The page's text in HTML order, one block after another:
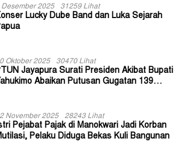
Desember 2025 31259 Lihat
Lucky Dube Band dan Luka Sejarah
Oktober 2025 30470 Lihat
Jayapura Surati Presiden Akibat Bupati
Abaikan Putusan Gugatan 139
November 2025 28243 Lihat
Pejabat Pajak di Manokwari Jadi Korban
Pelaku Diduga Bekas Kuli Bangunan